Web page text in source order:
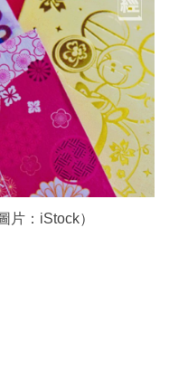
片：iStock）